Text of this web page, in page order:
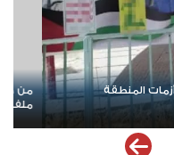
باب المندب يعيد فتح
عودة
تدخل